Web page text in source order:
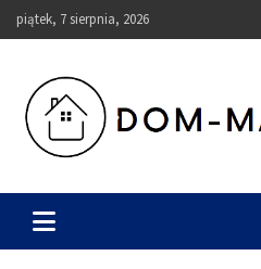
Skip
to
piątek, 7 sierpnia, 2026
Dom-